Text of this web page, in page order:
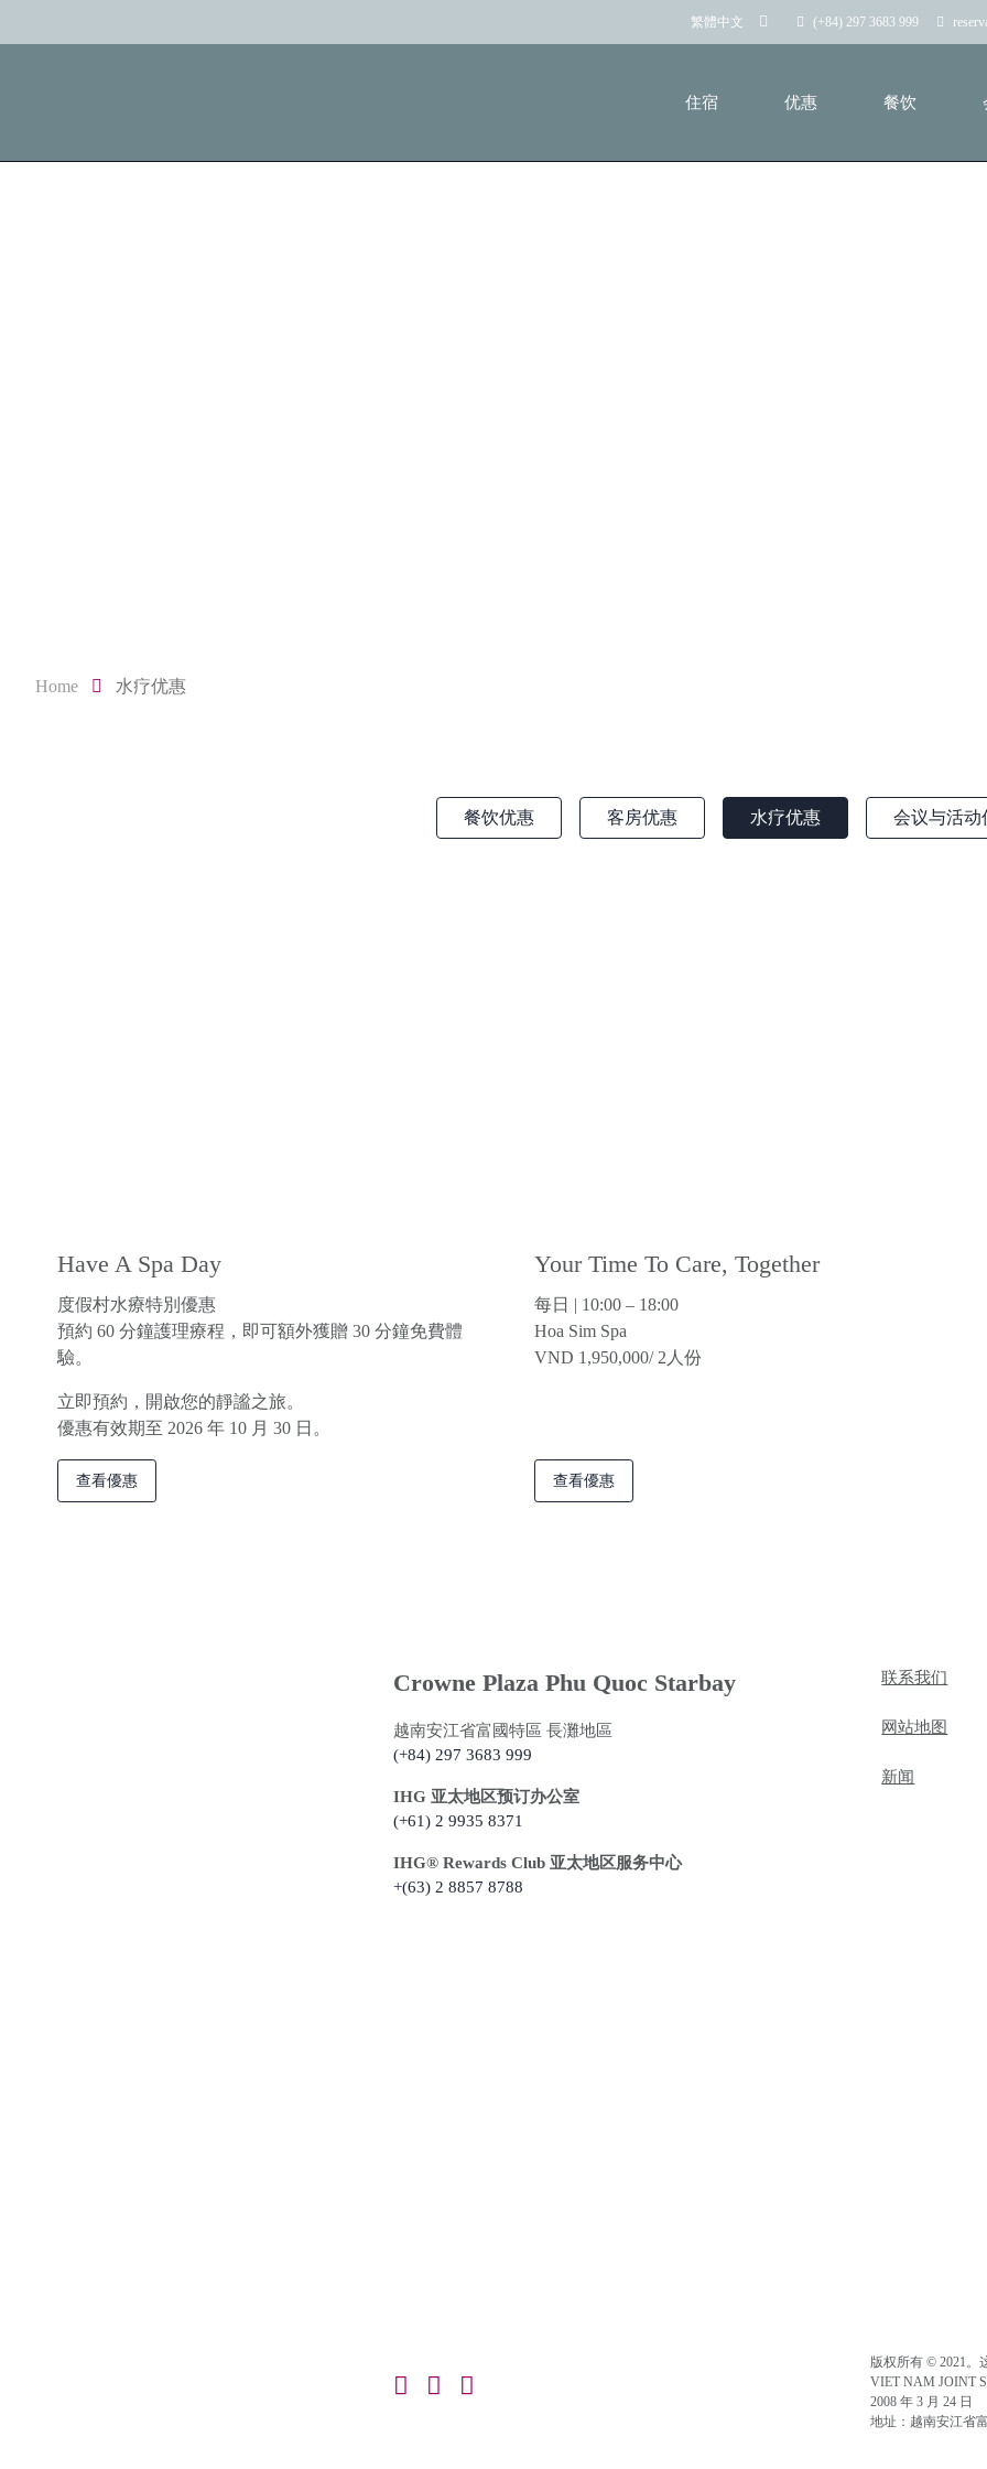
繁體中文 (+84) 297 3683 999
住宿 优惠 餐饮
Home 水疗优惠
餐饮优惠 客房优惠 水疗优惠 会议与活动
Have A Spa Day
度假村水療特別優惠
預約 60 分鐘護理療程，即可額外獲贈 30 分鐘免費體
驗。
立即預約，開啟您的靜謐之旅。
優惠有效期至 2026 年 10 月 30 日。
查看優惠
Your Time To Care, Together
每日 | 10:00 – 18:00
Hoa Sim Spa
VND 1,950,000/ 2人份
查看優惠
Crowne Plaza Phu Quoc Starbay
越南安江省富國特區 長灘地區
(+84) 297 3683 999
IHG 亚太地区预订办公室
(+61) 2 9935 8371
IHG®️ Rewards Club 亚太地区服务中心
+(63) 2 8857 8788
联系我们
网站地图
新闻
版权所有 © 2021。
VIET NAM JOINT
2008 年 3 月 24 日
地址：越南安江省